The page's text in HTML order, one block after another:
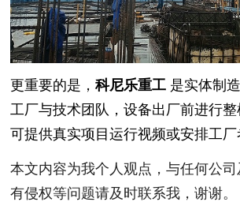
更重要的是，科尼乐重工 是实体制
工厂与技术团队，设备出厂前进行
可提供真实项目运行视频或安排工厂
本文内容为我个人观点，与任何公
有侵权等问题请及时联系我，谢谢。